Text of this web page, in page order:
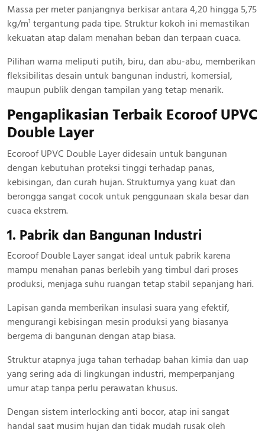
Massa per meter panjangnya berkisar antara 4,20 hingga 5,75
kg/m¹ tergantung pada tipe. Struktur kokoh ini memastikan
kekuatan atap dalam menahan beban dan terpaan cuaca.
Pilihan warna meliputi putih, biru, dan abu-abu, memberikan
fleksibilitas desain untuk bangunan industri, komersial,
maupun publik dengan tampilan yang tetap menarik.
Pengaplikasian Terbaik Ecoroof UPVC
Double Layer
Ecoroof UPVC Double Layer didesain untuk bangunan
dengan kebutuhan proteksi tinggi terhadap panas,
kebisingan, dan curah hujan. Strukturnya yang kuat dan
berongga sangat cocok untuk penggunaan skala besar dan
cuaca ekstrem.
1. Pabrik dan Bangunan Industri
Ecoroof Double Layer sangat ideal untuk pabrik karena
mampu menahan panas berlebih yang timbul dari proses
produksi, menjaga suhu ruangan tetap stabil sepanjang hari.
Lapisan ganda memberikan insulasi suara yang efektif,
mengurangi kebisingan mesin produksi yang biasanya
bergema di bangunan dengan atap biasa.
Struktur atapnya juga tahan terhadap bahan kimia dan uap
yang sering ada di lingkungan industri, memperpanjang
umur atap tanpa perlu perawatan khusus.
Dengan sistem interlocking anti bocor, atap ini sangat
handal saat musim hujan dan tidak mudah rusak oleh